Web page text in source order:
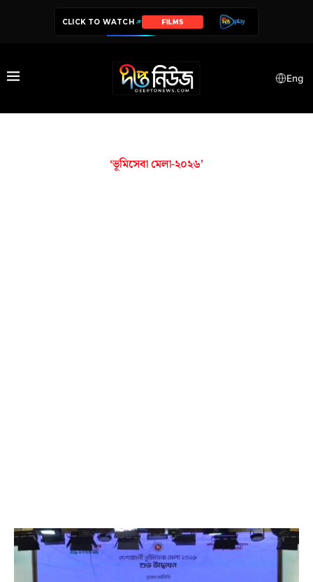
CLICK TO WATCH FILMS
Eng
‘ভূমিসেবা মেলা-২০২৬’